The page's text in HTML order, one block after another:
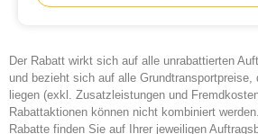
Der Rabatt wirkt sich auf alle unrabattierten
und bezieht sich auf alle Grundtransportpreise,
liegen (exkl. Zusatzleistungen und
Rabattaktionen können nicht kombiniert
Rabatte finden Sie auf Ihrer jeweiligen